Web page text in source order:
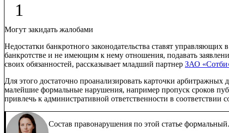
1
Могут закидать жалобами
Недостатки банкротного законодательства ставят
банкротстве и не имеющим к нему отношения, подавать
своих обязанностей, рассказывает младший партнер ЗАО
Для этого достаточно проанализировать карточки
малейшие формальные нарушения, например пропуск сроков
привлечь к административной ответственности в соответствии
Состав правонарушения по этой статье